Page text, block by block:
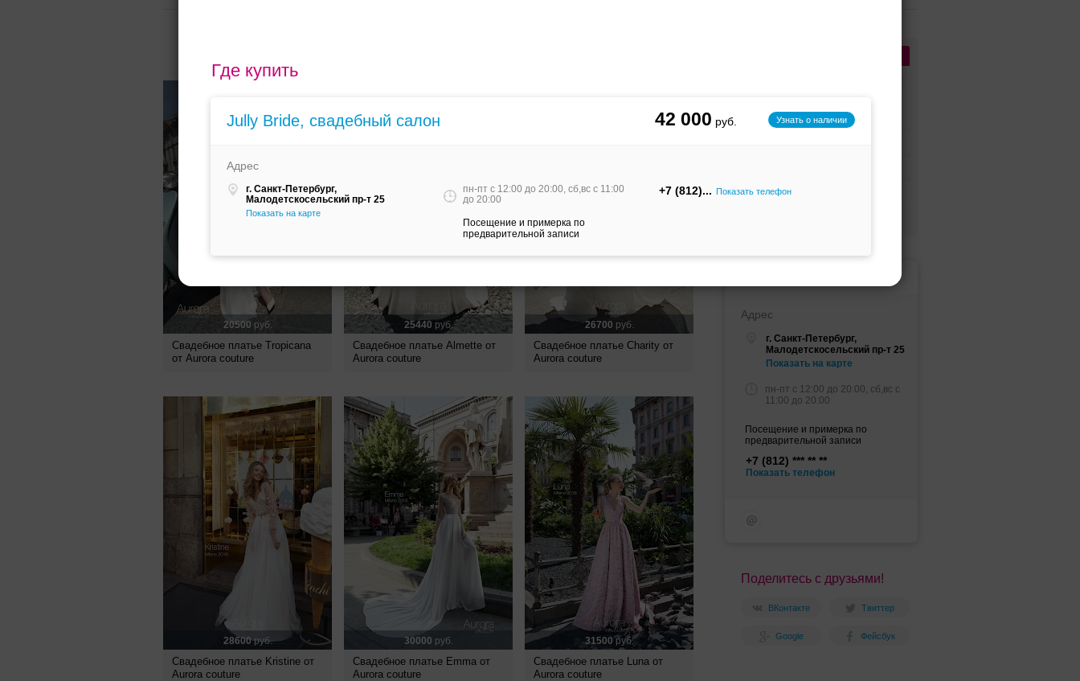
Где купить
Jully Bride, свадебный салон Узнать о наличии
42 000
Адрес
г. Санкт-Петербург,
Малодетскосельский пр-т 25
Показать на карте
пн-пт c 12:00 до 20:00, сб,вс c 11:00
до 20:00
Посещение и примерка по
предварительной записи
+7 (812) Показать телефон
Aurora couture
Цена платья
Jully Bride, свадебный салон
Адрес
г. Санкт-Петербург,
Малодетскосельский пр-т 25
Показать на карте
пн-пт c 12:00 до 20:00, сб,вс c
11:00 до 20:00
Посещение и примерка по
предварительной записи
+7 (812)
Показать телефон
Поделитесь с друзьями!
ВКонтакте Твиттер
Google Фейсбук
20500 руб.
Свадебное платье Tropicana
от Aurora couture
25440 руб.
Свадебное платье Almette от
Aurora couture
26700 руб.
Свадебное платье Charity от
Aurora couture
28600руб.
Свадебное платье Kristine от
Aurora couture
30000 руб.
Свадебное платье Emma от
Aurora couture
31500 руб.
Свадебное платье Luna от
Aurora couture